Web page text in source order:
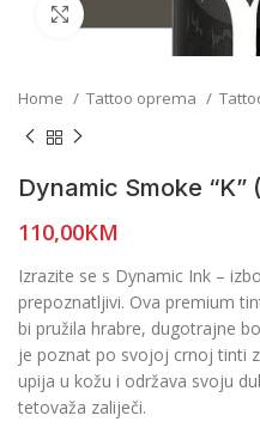
Click to enlarge
Home Tattoo oprema
Dynamic Smoke “K”
110,00KM
Izrazite se s Dynamic Ink –
prepoznatljivi. Ova premium
bi pružila hrabre, dugotrajne
je poznat po svojoj crnoj tinti
upija u kožu i održava svoju
tetovaža zaliječi.